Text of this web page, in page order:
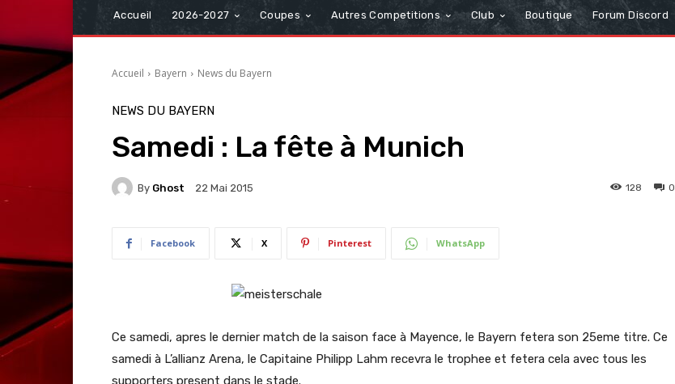
Accueil 2026-2027 Coupes Autres Competitions Club Boutique Forum Discord
Accueil Bayern News du Bayern
NEWS DU BAYERN
Samedi : La fête à Munich
By Ghost 22 Mai 2015 0
128
Facebook X Pinterest WhatsApp
Ce samedi, apres le dernier match de la saison face à Mayence, le Bayern fetera son 25eme titre. Ce
samedi à L’allianz Arena, le Capitaine Philipp Lahm recevra le trophee et fetera cela avec tous les
supporters present dans le stade.